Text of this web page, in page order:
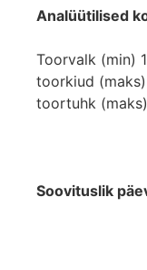
Analüütilised
Toorvalk (min)
toorkiud (maks)
toortuhk
Soovituslik